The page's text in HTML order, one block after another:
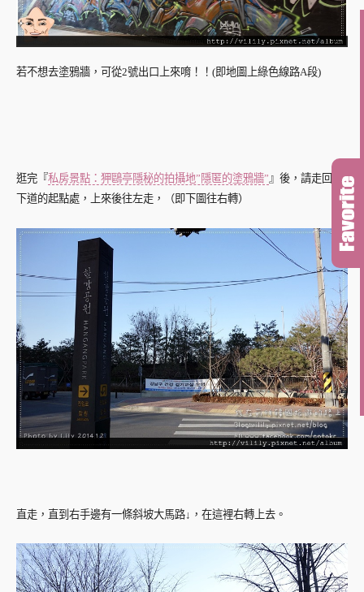
若不想去塗鴉牆，可從2號出口上來唷！！(即地圖上綠色線路A段)
逛完『私房景點：狎鷗亭隱秘的拍攝地”隱匿的塗鴉牆”』後，請走回地
下道的起點處，上來後往左走，（即下圖往右轉）
直走，直到右手邊有一條斜坡大馬路↓，在這裡右轉上去。